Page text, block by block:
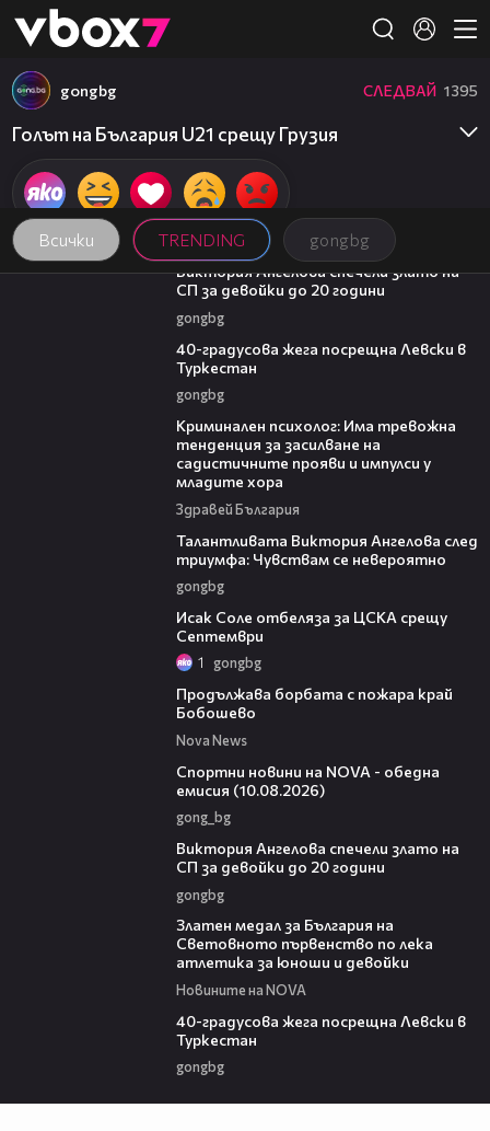
👾
Всички TRENDING gongbg
gongbg СЛЕДВАЙ 1395
Голът на България U21 срещу Грузия
01:03
Виктория Ангелова спечели злато на
СП за девойки до 20 години
gongbg
40-градусова жега посрещна Левски в
Туркестан
gongbg
Криминален психолог: Има тревожна
тенденция за засилване на
садистичните прояви и импулси у
младите хора
Здравей България
Талантливата Виктория Ангелова след
триумфа: Чувствам се невероятно
gongbg
Исак Соле отбеляза за ЦСКА срещу
Септември
1 gongbg
Продължава борбата с пожара край
Бобошево
Nova News
Спортни новини на NOVA - обедна
емисия (10.08.2026)
gong_bg
Виктория Ангелова спечели злато на
СП за девойки до 20 години
gongbg
Златен медал за България на
Световното първенство по лека
атлетика за юноши и девойки
Новините на NOVA
40-градусова жега посрещна Левски в
Туркестан
gongbg